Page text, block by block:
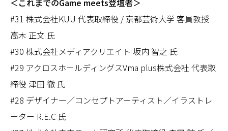
＜これまでのGame meets登壇者＞
#31 株式会社KUU 代表取締役 / 京都芸術大学 客員教授
高木 正文 氏
#30 株式会社メディアクリエイト 坂内 智之 氏
#29 アクロスホールディングスVma plus株式会社 代表取
締役 津田 徹 氏
#28 デザイナー／コンセプトアーティスト／イラストレ
ーター R.E.C 氏